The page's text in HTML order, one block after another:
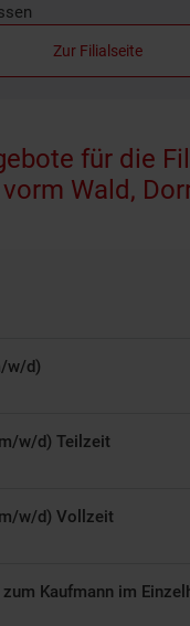
Zur Filialseite
für die
Wald,
w/d)
w/d) Teilzeit
w/d) Vollzeit
Kaufmann im